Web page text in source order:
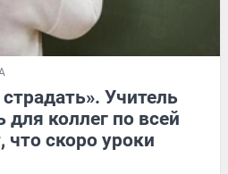
Учитель
для коллег по всей
что скоро уроки